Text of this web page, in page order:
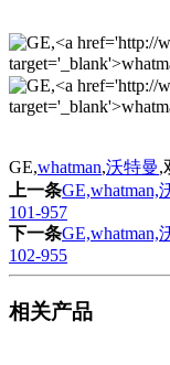
GE,whatman,沃特曼,
上一条GE,whatman,
101-957
下一条GE,whatman,
102-955
相关产品